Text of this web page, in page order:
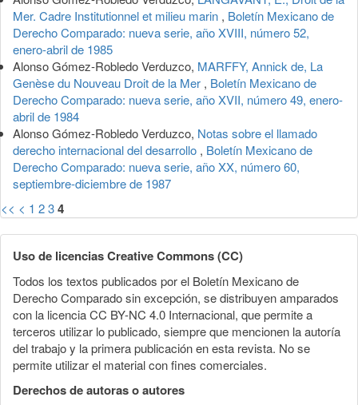
Mer. Cadre Institutionnel et milieu marin , Boletín Mexicano de
Derecho Comparado: nueva serie, año XVIII, número 52,
enero-abril de 1985
Alonso Gómez-Robledo Verduzco, MARFFY, Annick de, La
Genèse du Nouveau Droit de la Mer , Boletín Mexicano de
Derecho Comparado: nueva serie, año XVII, número 49, enero-
abril de 1984
Alonso Gómez-Robledo Verduzco, Notas sobre el llamado
derecho internacional del desarrollo , Boletín Mexicano de
Derecho Comparado: nueva serie, año XX, número 60,
septiembre-diciembre de 1987
<< < 1 234
Uso de licencias Creative Commons (CC)
Todos los textos publicados por el Boletín Mexicano de
Derecho Comparado sin excepción, se distribuyen amparados
con la licencia CC BY-NC 4.0 Internacional, que permite a
terceros utilizar lo publicado, siempre que mencionen la autoría
del trabajo y la primera publicación en esta revista. No se
permite utilizar el material con fines comerciales.
Derechos de autoras o autores